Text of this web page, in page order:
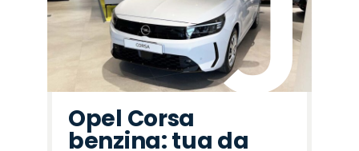
Opel Corsa
benzina: tua da